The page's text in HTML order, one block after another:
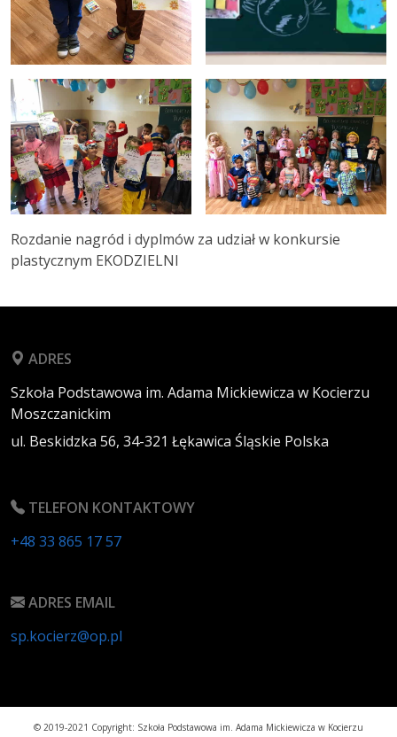
Rozdanie nagród i dyplmów za udział w konkursie
plastycznym EKODZIELNI
ADRES
Szkoła Podstawowa im. Adama Mickiewicza w Kocierzu
Moszczanickim
ul. Beskidzka 56, 34-321 Łękawica Śląskie Polska
TELEFON KONTAKTOWY
+48 33 865 17 57
ADRES EMAIL
sp.kocierz@op.pl
© 2019-2021 Copyright: Szkoła Podstawowa im. Adama Mickiewicza w Kocierzu